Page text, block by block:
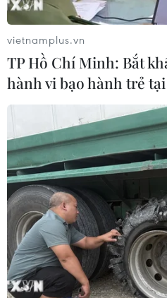
Bộ trưởng Môi trường
để ngỏ khả năng từ
17/07/2022 12:56
Khi được hỏi về khả năng từ
không quyết tâm thực hiện
carbon, ông Alok Sharma
vietnamplus.vn
TP Hồ Chí Minh: Bắt
hành vi bạo hành trẻ